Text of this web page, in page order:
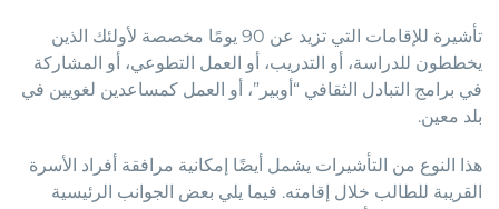
تأشيرة للإقامات التي تزيد عن 90 يومًا مخصصة لأولئك الذين
يخططون للدراسة، أو التدريب، أو العمل التطوعي، أو المشاركة
في برامج التبادل الثقافي “أوبير”، أو العمل كمساعدين لغويين في
بلد معين.
هذا النوع من التأشيرات يشمل أيضًا إمكانية مرافقة أفراد الأسرة
القريبة للطالب خلال إقامته. فيما يلي بعض الجوانب الرئيسية